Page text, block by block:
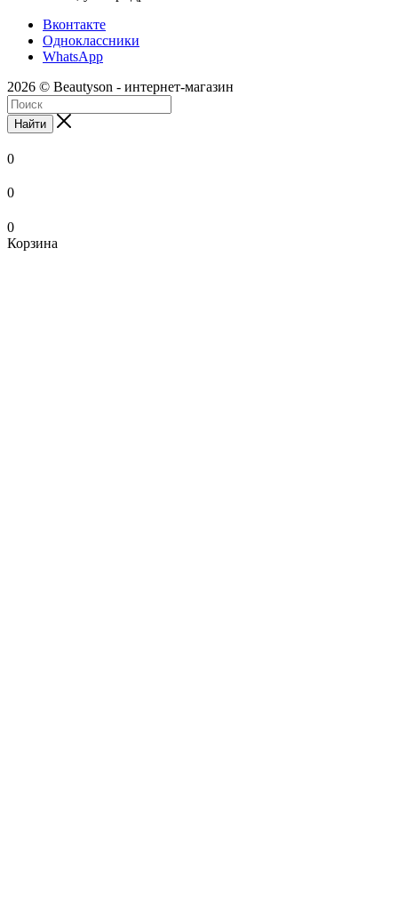
Вконтакте
Одноклассники
WhatsApp
2026 © Beautyson - интернет-магазин
Найти
0
0
0
Корзина